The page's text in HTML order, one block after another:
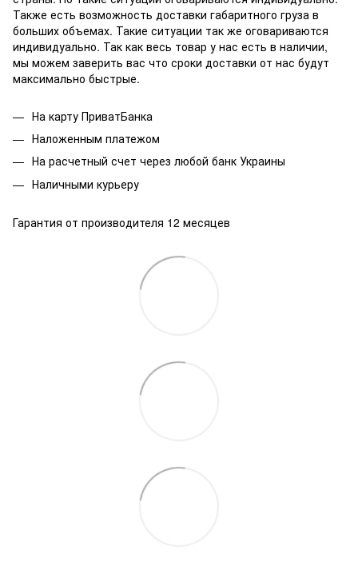
Также есть возможность доставки габаритного груза в
больших объемах. Такие ситуации так же оговариваются
индивидуально. Так как весь товар у нас есть в наличии,
мы можем заверить вас что сроки доставки от нас будут
максимально быстрые.
На карту ПриватБанка
Наложенным платежом
На расчетный счет через любой банк Украины
Наличными курьеру
Гарантия от производителя 12 месяцев